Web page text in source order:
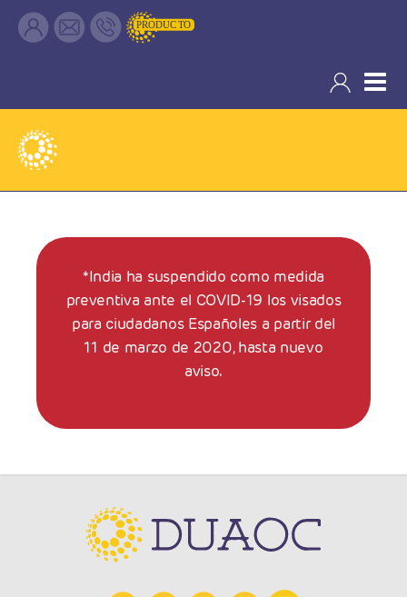
Solicitud de visado de TURISTA A INDIA
*India ha suspendido como medida
preventiva ante el COVID-19 los visados
para ciudadanos Españoles a partir del
11 de marzo de 2020, hasta nuevo
aviso.